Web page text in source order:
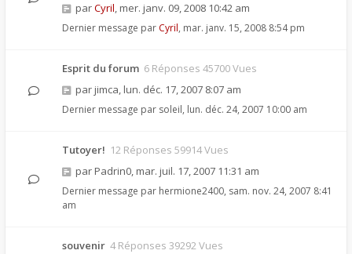
parCyril, mer. janv. 09, 2008 10:42 am
Dernier message par Cyril, mar. janv. 15, 2008 8:54 pm
Esprit du forum 6 Réponses 45700 Vues
par jimca, lun. déc. 17, 2007 8:07 am
Dernier message par soleil, lun. déc. 24, 2007 10:00 am
Tutoyer! 12 Réponses 59914 Vues
par Padrin0, mar. juil. 17, 2007 11:31 am
Dernier message par hermione2400, sam. nov. 24, 2007 8:41
am
souvenir 4 Réponses 39292 Vues